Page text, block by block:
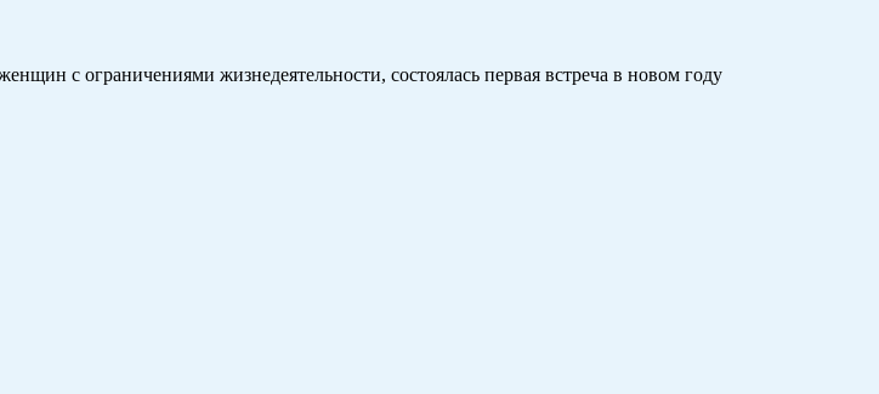
с ограничениями жизнедеятельности, состоялась первая встреча в новом году